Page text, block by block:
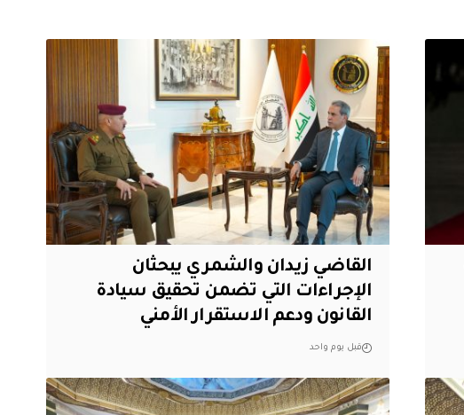
القاضي زيدان والشمري يبحثان
الإجراءات التي تضمن تحقيق سيادة
القانون ودعم الاستقرار الأمني
قبل يوم واحد